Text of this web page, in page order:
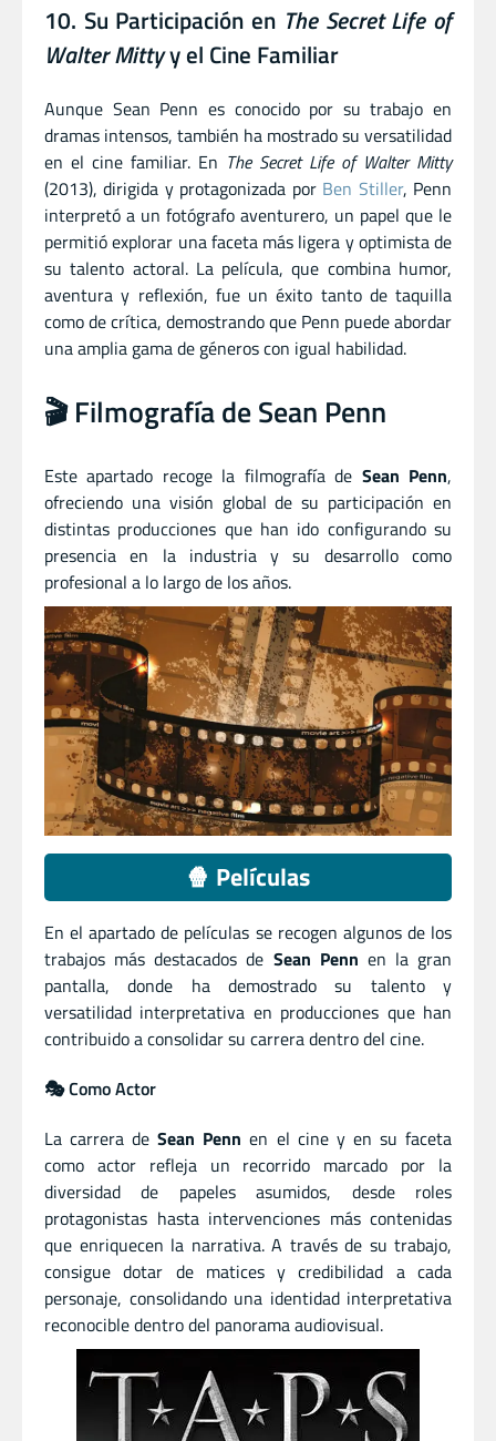
10. Su Participación en The Secret Life of
Walter Mittyy el Cine Familiar
Aunque Sean Penn es conocido por su trabajo en
dramas intensos, también ha mostrado su versatilidad
en el cine familiar. En The Secret Life of Walter Mitty
(2013), dirigida y protagonizada por Ben Stiller, Penn
interpretó a un fotógrafo aventurero, un papel que le
permitió explorar una faceta más ligera y optimista de
su talento actoral. La película, que combina humor,
aventura y reflexión, fue un éxito tanto de taquilla
como de crítica, demostrando que Penn puede abordar
una amplia gama de géneros con igual habilidad.
🎬 Filmografía de Sean Penn
Este apartado recoge la filmografía de Sean Penn,
ofreciendo una visión global de su participación en
distintas producciones que han ido configurando su
presencia en la industria y su desarrollo como
profesional a lo largo de los años.
🍿 Películas
En el apartado de películas se recogen algunos de los
trabajos más destacados de Sean Penn en la gran
pantalla, donde ha demostrado su talento y
versatilidad interpretativa en producciones que han
contribuido a consolidar su carrera dentro del cine.
🎭 Como Actor
La carrera deSean Penn en el cine y en su faceta
como actor refleja un recorrido marcado por la
diversidad de papeles asumidos, desde roles
protagonistas hasta intervenciones más contenidas
que enriquecen la narrativa. A través de su trabajo,
consigue dotar de matices y credibilidad a cada
personaje, consolidando una identidad interpretativa
reconocible dentro del panorama audiovisual.